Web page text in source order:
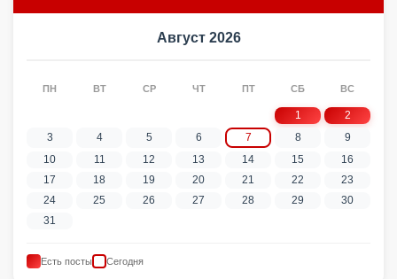
Август 2026
ПН ВТ СР ЧТ ПТ СБ ВС
1
2
3
4 5 6 7 8
9
10
11 12 13 14 15
16
17
18 19 20 21 22
23
24
25 26 27 28 29
30
31
Есть посты Сегодня